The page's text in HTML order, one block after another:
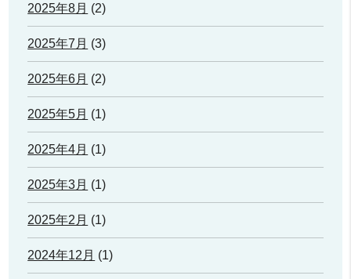
2025年8月 (2)
2025年7月 (3)
2025年6月 (2)
2025年5月 (1)
2025年4月 (1)
2025年3月 (1)
2025年2月 (1)
2024年12月 (1)